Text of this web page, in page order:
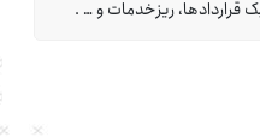
قراردادها، ریزخدمات و … .